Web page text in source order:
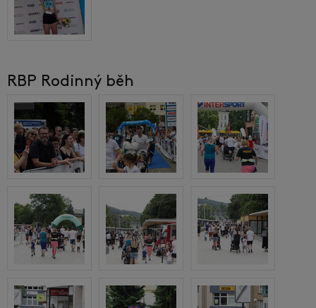
RBP Rodinný běh